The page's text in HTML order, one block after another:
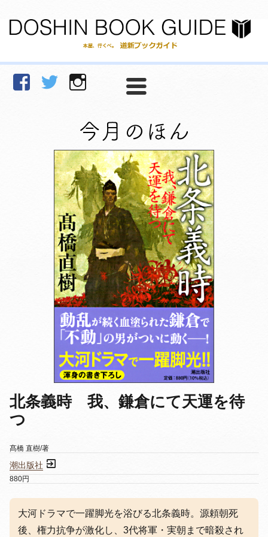
facebookTwitter Instagram
北条義時 我、鎌倉にて天運を待
つ
髙橋 直樹/著
潮出版社
880円
大河ドラマで一躍脚光を浴びる北条義時。源頼朝死
後、権力抗争が激化し、3代将軍・実朝まで暗殺され